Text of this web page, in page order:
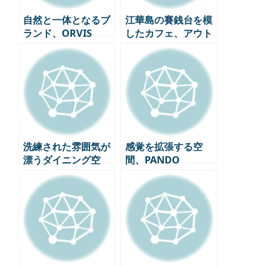
自然と一体となるブ
ランド、ORVIS
江華島の賽銭台を模
したカフェ、アウト
洗練された雰囲気が
漂うダイニング空
間、パティナ
感覚を拡張する空
間、PANDO